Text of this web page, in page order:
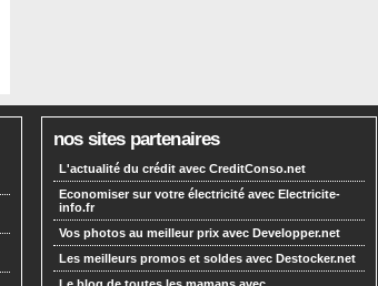
nos sites partenaires
L'actualité du crédit avec CreditConso.net
Economiser sur votre électricité avec Electricite-
info.fr
Vos photos au meilleur prix avec Developper.net
Les meilleurs promos et soldes avec Destocker.net